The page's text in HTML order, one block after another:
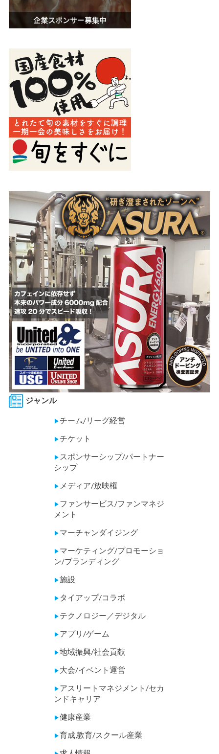
ジャンル
▶チーム/リーグ経営
▶チケット
▶ スポンサーシップ/パートナー
シップ
▶ メディア/放映権
▶ ファンサービス/ファンマネジ
メント
▶ マーチャンダイジング
▶ マーケティング/プロモーショ
ン/ブランディング
▶施設
▶ タイアップ/コラボ
▶ テクノロジー／デジタル
▶ アプリ/ゲーム
▶地域振興/社会貢献
▶ 大会/イベント運営
▶ アスリートマネジメント/セカ
ンドキャリア
▶健康産業
▶育成,教育/スクール産業